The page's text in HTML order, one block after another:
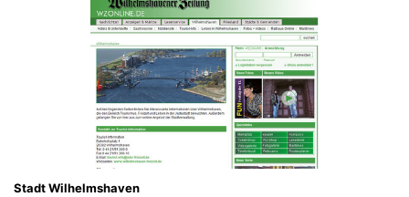
Stadt Wilhelmshaven